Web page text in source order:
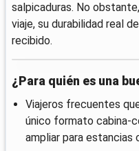
salpicaduras. No
viaje, su durabilidad real
recibido.
¿Para quién es una
Viajeros frecuentes
único formato cabina-
ampliar para estancias